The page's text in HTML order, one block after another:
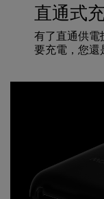
直通式充
有了直通供電
要充電，您還